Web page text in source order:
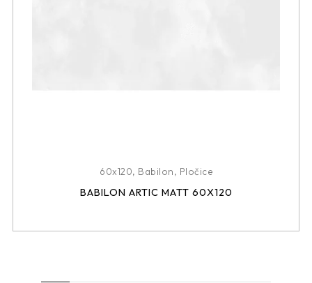
60x120, Babilon, Pločice
BABILON ARTIC MATT 60X120